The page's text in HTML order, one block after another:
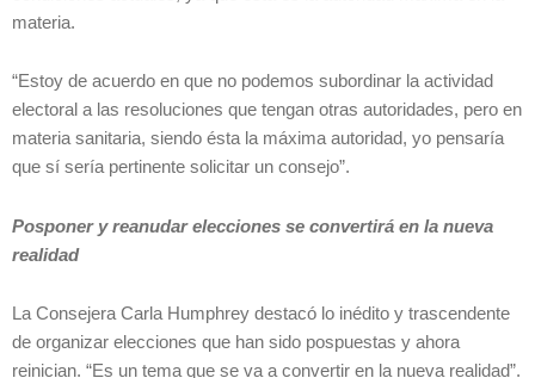
materia.
“Estoy de acuerdo en que no podemos subordinar la actividad
electoral a las resoluciones que tengan otras autoridades, pero en
materia sanitaria, siendo ésta la máxima autoridad, yo pensaría
que sí sería pertinente solicitar un consejo”.
Posponer y reanudar elecciones se convertirá en la nueva
realidad
La Consejera Carla Humphrey destacó lo inédito y trascendente
de organizar elecciones que han sido pospuestas y ahora
reinician. “Es un tema que se va a convertir en la nueva realidad”.